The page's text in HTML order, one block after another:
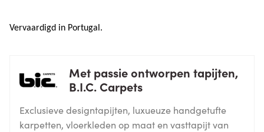
Vervaardigd in Portugal.
Met passie ontworpen tapijten,
B.I.C. Carpets
Exclusieve designtapijten, luxueuze handgetufte
karpetten, vloerkleden op maat en vasttapijt van